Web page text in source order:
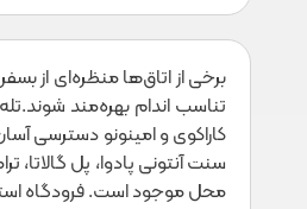
برخی از اتاق‌ها منظره‌ای از
تناسب اندام بهره‌مند
کاراکوی و امینونو دسترسی
محل موجود است. فرودگاه استانبول 50 کیلومتر با هتل